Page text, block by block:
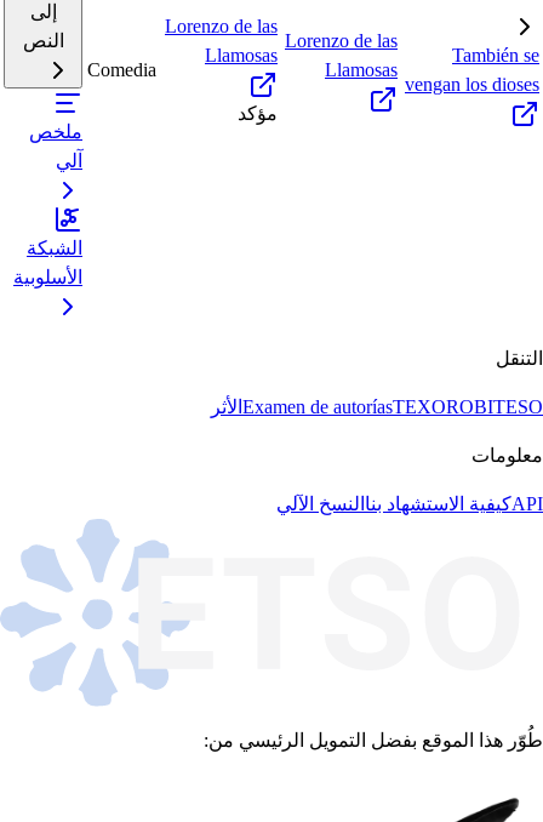
También se
vengan los dioses
Lorenzo de las
Llamosas
Lorenzo de las
Llamosas
مؤكد
Comedia
إلى
النص
ملخص
آلي
الشبكة
الأسلوبية
التنقل
Examen de autoríasTEXOROBITESO الأثر
معلومات
APIكيفية الاستشهاد بنا النسخ الآلي
طُوّر هذا الموقع بفضل التمويل الرئيسي من: